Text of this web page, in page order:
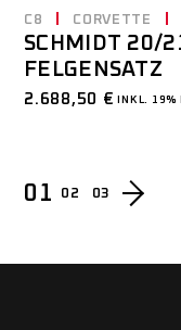
C8 CORVETTE
SCHMIDT 20/
FELGENSATZ
2.688,50 € INKL. 19%
01 02 03